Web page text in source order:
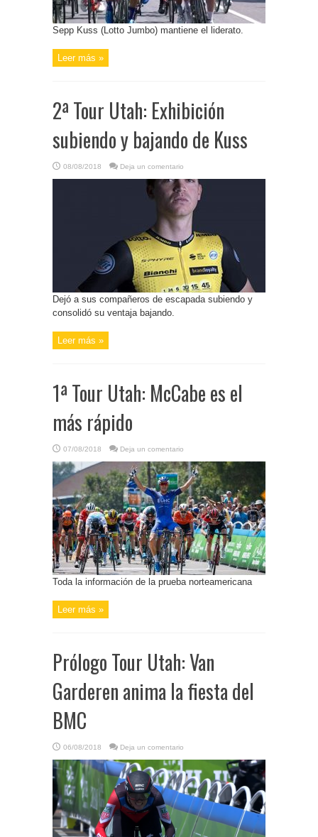
Sepp Kuss (Lotto Jumbo) mantiene el liderato.
Leer más »
2ª Tour Utah: Exhibición
subiendo y bajando de Kuss
08/08/2018 Deja un comentario
Dejó a sus compañeros de escapada subiendo y
consolidó su ventaja bajando.
Leer más »
1ª Tour Utah: McCabe es el
más rápido
07/08/2018 Deja un comentario
Toda la información de la prueba norteamericana
Leer más »
Prólogo Tour Utah: Van
Garderen anima la fiesta del
BMC
06/08/2018 Deja un comentario